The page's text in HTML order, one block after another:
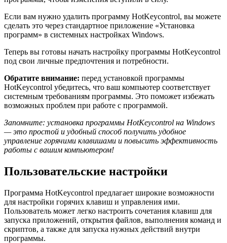
Если вам нужно удалить программу HotKeycontrol, вы можете
сделать это через стандартное приложение «Установка
программ» в системных настройках Windows.
Теперь вы готовы начать настройку программы HotKeycontrol
под свои личные предпочтения и потребности.
Обратите внимание: перед установкой программы
HotKeycontrol убедитесь, что ваш компьютер соответствует
системным требованиям программы. Это поможет избежать
возможных проблем при работе с программой.
Запомните: установка программы HotKeycontrol на Windows
— это простой и удобный способ получить удобное
управление горячими клавишами и повысить эффективность
работы с вашим компьютером!
Пользовательские настройки
Программа HotKeycontrol предлагает широкие возможности
для настройки горячих клавиш и управления ими.
Пользователь может легко настроить сочетания клавиш для
запуска приложений, открытия файлов, выполнения команд и
скриптов, а также для запуска нужных действий внутри
программы.